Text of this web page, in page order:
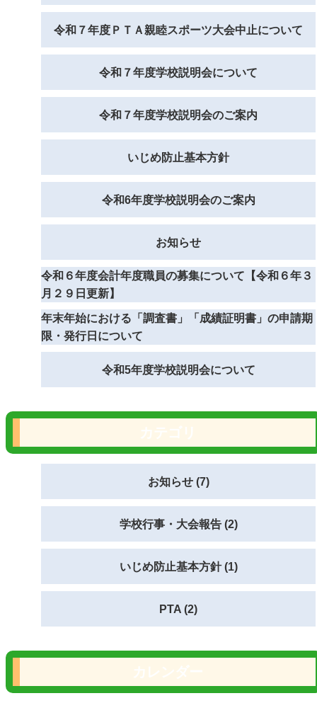
令和７年度ＰＴＡ親睦スポーツ大会中止について
令和７年度学校説明会について
令和７年度学校説明会のご案内
いじめ防止基本方針
令和6年度学校説明会のご案内
お知らせ
令和６年度会計年度職員の募集について【令和６年３
月２９日更新】
年末年始における「調査書」「成績証明書」の申請期
限・発行日について
令和5年度学校説明会について
お知らせ (7)
学校行事・大会報告 (2)
いじめ防止基本方針 (1)
PTA (2)